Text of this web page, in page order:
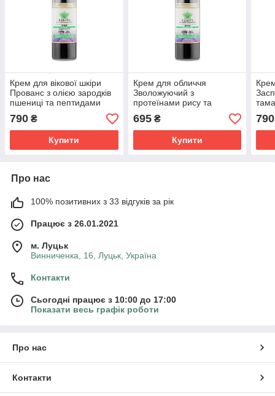
Крем для вікової шкіри
Прованс з олією зародків
пшениці та пептидами
Purity 30 мл
790 ₴
Купити
Крем для обличчя
Зволожуючий з
протеїнами рису та
ефірною олією лаванди
Purity 30 мл
695₴
Купити
790
Про нас
100% позитивних з 33 відгуків за рік
Працює з 26.01.2021
м. Луцьк
Винниченка, 16, Луцьк, Україна
Контакти
Сьогодні працює з 10:00 до 17:00
Показати весь графік роботи
Про нас
Контакти